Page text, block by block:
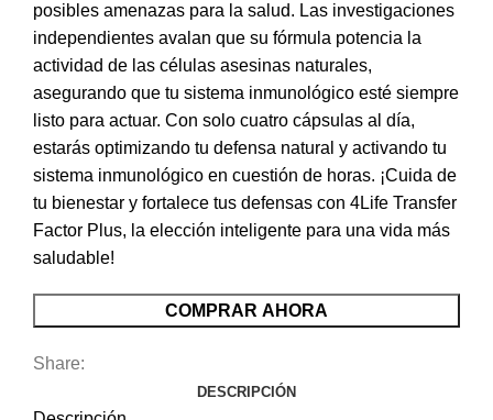
posibles amenazas para la salud. Las investigaciones
independientes avalan que su fórmula potencia la
actividad de las células asesinas naturales,
asegurando que tu sistema inmunológico esté siempre
listo para actuar. Con solo cuatro cápsulas al día,
estarás optimizando tu defensa natural y activando tu
sistema inmunológico en cuestión de horas. ¡Cuida de
tu bienestar y fortalece tus defensas con 4Life Transfer
Factor Plus, la elección inteligente para una vida más
saludable!
COMPRAR AHORA
Share:
DESCRIPCIÓN